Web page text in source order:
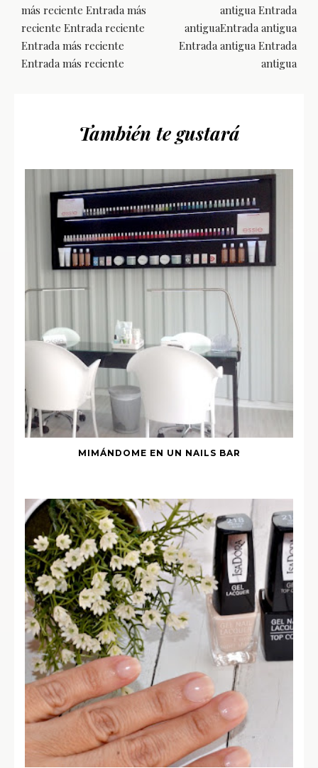
más reciente Entrada más
reciente Entrada reciente
Entrada más reciente
Entrada más reciente
antigua Entrada
antiguaEntrada antigua
Entrada antigua Entrada
antigua
También te gustará
MIMÁNDOME EN UN NAILS BAR